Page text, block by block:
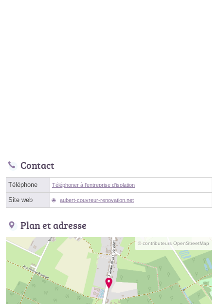
Contact
Téléphone Téléphoner à l'entreprise d'isolation
Site web aubert-couvreur-renovation.net
Plan et adresse
© contributeurs OpenStreetMap